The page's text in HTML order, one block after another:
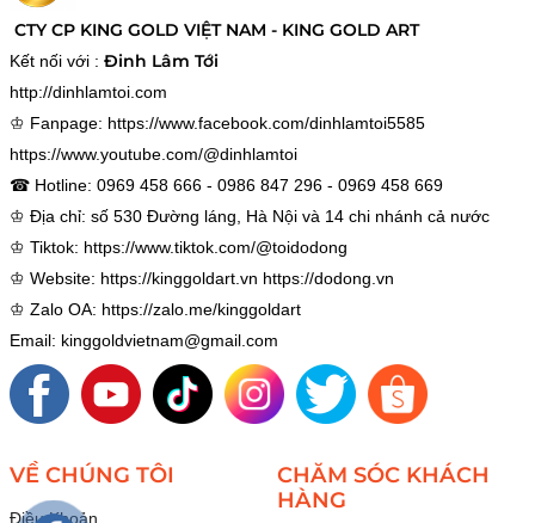
CTY CP KING GOLD VIỆT NAM - KING GOLD ART
Kết nối với : Đinh Lâm Tới
http://dinhlamtoi.com
♔ Fanpage: https://www.facebook.com/dinhlamtoi5585
https://www.youtube.com/@dinhlamtoi
☎ Hotline: 0969 458 666 - 0986 847 296 - 0969 458 669
♔ Địa chỉ: số 530 Đường láng, Hà Nội và 14 chi nhánh cả nước
♔ Tiktok: https://www.tiktok.com/@toidodong
♔ Website: https://kinggoldart.vn https://dodong.vn
♔ Zalo OA: https://zalo.me/kinggoldart
Email: kinggoldvietnam@gmail.com
VỀ CHÚNG TÔI
Điều Khoản
CHĂM SÓC KHÁCH
HÀNG